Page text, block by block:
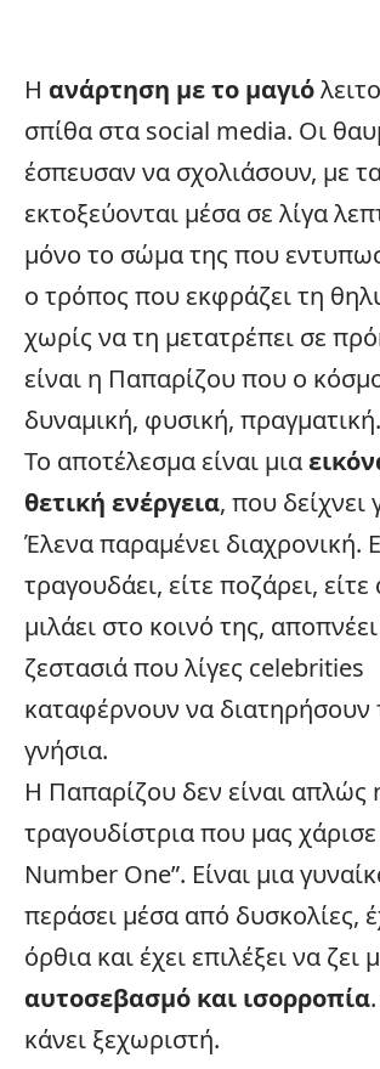
Η ανάρτηση με το μαγιό
σπίθα στα social media. Οι
έσπευσαν να σχολιάσουν, με
εκτοξεύονται μέσα σε λίγα
μόνο το σώμα της που
ο τρόπος που εκφράζει τη
χωρίς να τη μετατρέπει σε
είναι η Παπαρίζου που ο
δυναμική, φυσική, πραγματική.
Το αποτέλεσμα είναι μια
θετική ενέργεια, που δείχνει
Έλενα παραμένει διαχρονική.
τραγουδάει, είτε ποζάρει,
μιλάει στο κοινό της,
ζεστασιά που λίγες celebrities
καταφέρνουν να διατηρήσουν
γνήσια.
Η Παπαρίζου δεν είναι απλώς
τραγουδίστρια που μας
Number One”. Είναι μια
περάσει μέσα από δυσκολίες,
όρθια και έχει επιλέξει να ζει
αυτοσεβασμό και ισορροπία
κάνει ξεχωριστή.